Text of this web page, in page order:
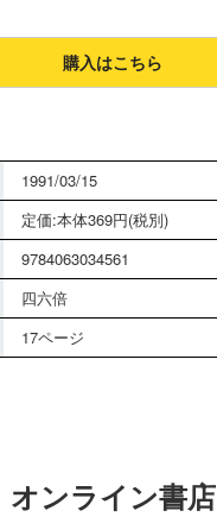
購入はこちら
1991/03/15
定価:本体369円(税別)
9784063034561
四六倍
17ページ
オンライン書店